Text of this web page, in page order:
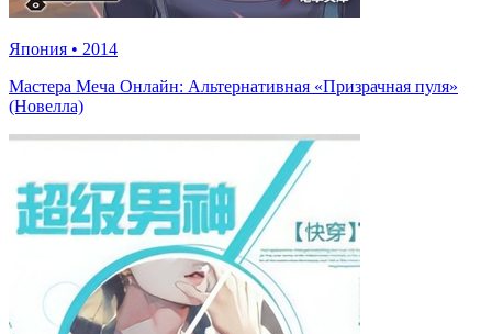
Япония • 2014
Мастера Меча Онлайн: Альтернативная «Призрачная пуля»
(Новелла)